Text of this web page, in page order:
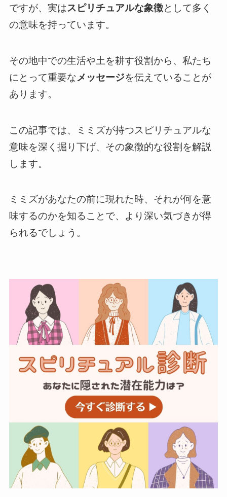
ですが、実はスピリチュアルな象徴として多く
の意味を持っています。
その地中での生活や土を耕す役割から、私たち
にとって重要なメッセージを伝えていることが
あります。
この記事では、ミミズが持つスピリチュアルな
意味を深く掘り下げ、その象徴的な役割を解説
します。
ミミズがあなたの前に現れた時、それが何を意
味するのかを知ることで、より深い気づきが得
られるでしょう。